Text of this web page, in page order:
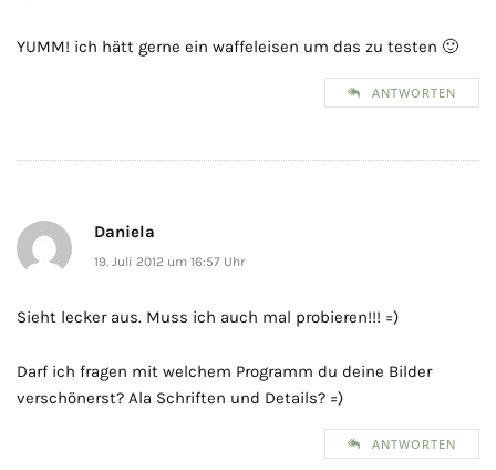
YUMM! ich hätt gerne ein waffeleisen um das zu testen 🙂
ANTWORTEN
Daniela
19. Juli 2012 um 16:57 Uhr
Sieht lecker aus. Muss ich auch mal probieren!!! =)
Darf ich fragen mit welchem Programm du deine Bilder
verschönerst? Ala Schriften und Details? =)
ANTWORTEN